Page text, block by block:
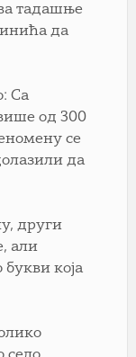
тадашње
да
Са
од 300
се
да
други
али
букви која